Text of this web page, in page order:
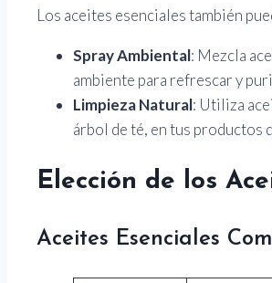
Los aceites esenciales también
Spray Ambiental: Mezcla
ambiente para refrescar y
Limpieza Natural: Utiliza
árbol de té, en tus productos
Elección de los
Aceites Esenciales